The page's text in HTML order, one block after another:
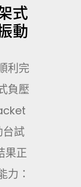
式
動
利完
負壓
試
果正
力：